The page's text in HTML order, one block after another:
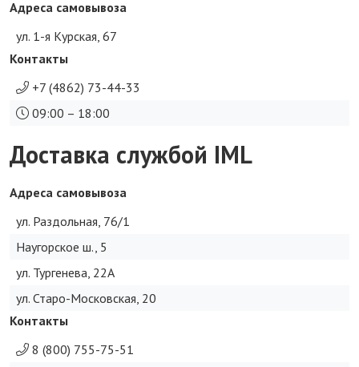
Адреса самовывоза
ул. 1-я Курская, 67
Контакты
+7 (4862) 73-44-33
09:00 – 18:00
Доставка службой IML
Адреса самовывоза
ул. Раздольная, 76/1
Наугорское ш., 5
ул. Тургенева, 22А
ул. Старо-Московская, 20
Контакты
8 (800) 755-75-51